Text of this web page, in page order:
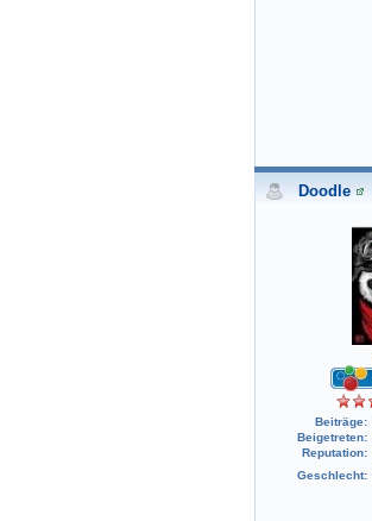
Doodle
Beiträge:
Beigetreten:
Reputation:
Geschlecht: